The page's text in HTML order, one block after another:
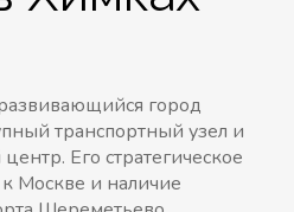
город
транспортный узел и
Его стратегическое
Москве и наличие